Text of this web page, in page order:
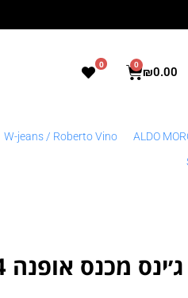
₪0.00
0
0
ALDO
W-jeans / Roberto Vino
מכנס אופנה 4